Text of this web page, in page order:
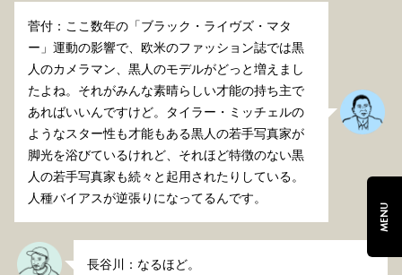
菅付：ここ数年の「ブラック・ライヴズ・マタ
ー」運動の影響で、欧米のファッション誌では黒
人のカメラマン、黒人のモデルがどっと増えまし
たよね。それがみんな素晴らしい才能の持ち主で
あればいいんですけど。タイラー・ミッチェルの
ようなスター性も才能もある黒人の若手写真家が
脚光を浴びているけれど、それほど特徴のない黒
人の若手写真家も続々と起用されたりしている。
人種バイアスが逆張りになってるんです。
長谷川：なるほど。
MENU